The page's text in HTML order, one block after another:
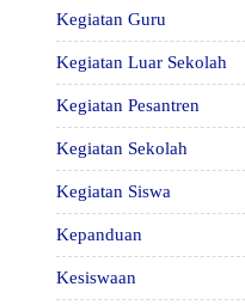
Kegiatan Guru
Kegiatan Luar Sekolah
Kegiatan Pesantren
Kegiatan Sekolah
Kegiatan Siswa
Kepanduan
Kesiswaan